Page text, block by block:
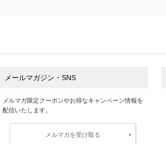
メールマガジン・SNS
メルマガ限定クーポンやお得なキャンペーン情報を
配信いたします。
メルマガを受け取る